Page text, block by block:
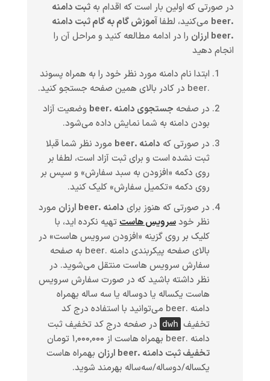
در صورتی که اولین بار است که اقدام به ثبت دامنه
.beer
می‌کنید، لطفاآموزش گام به گام ثبت دامنه
.beer ارزان
را در ادامه مطالعه کنید و مراحل آن را
انجام دهید
ابتدا نام دامنه مورد نظر خود را به همراه پسوند
.beer در کادر بالای همین صفحه جستجو کنید.
در صفحه جستجوی دامنه .beer
وضعیت آزاد
بودن دامنه به شما نمایش داده می‌شود.
در صورتی که دامنه .beer
مورد نظر شما قبلا
ثبت نشده است و برای ثبت آزاد است، لطفا بر
روی دکمه «افزودن به سبد سفارش» و سپس بر
روی دکمه «تکمیل سفارش» کلیک کنید.
در صورتی که هنوز برای دامنه .beer ارزان
مورد
نظر خودسرویس هاستتهیه نکرده اید، با
کلیک بر روی گزینه «افزودن سرویس هاست» در
بالای صفحه پیکربندی دامنه .beer به صفحه
سفارش سرویس هاست منتقل می‌شوید. در
نظر داشته باشید که در صورت سفارش سرویس
هاست یکساله یا دوساله یا سه ساله بهمراه
دامنه .beer می‌توانید با استفاده درج کد
تخفیف dwh در صفحه درج کد تخفیف ثبت
دامنه .beer بهمراه هاست از ۱,۰۰۰,۰۰۰ تومان
تخفیف ثبت دامنه .beer ارزان
بهمراه هاست
یکساله/دوساله/سه‌ساله بهرمند شوید.